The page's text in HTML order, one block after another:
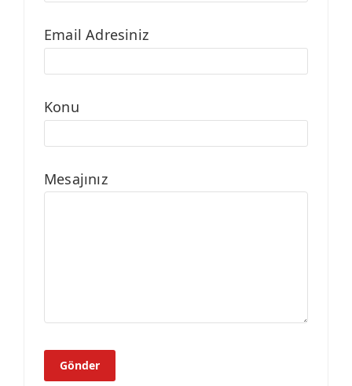
Email Adresiniz
Konu
Mesajınız